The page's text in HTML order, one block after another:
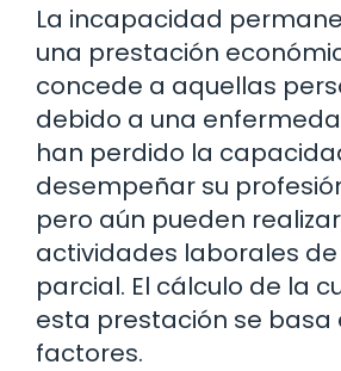
La incapacidad
una prestación
concede a aquellas
debido a una
han perdido la
desempeñar su
pero aún pueden
actividades laborales
parcial. El cálculo de la
esta prestación se basa
factores.